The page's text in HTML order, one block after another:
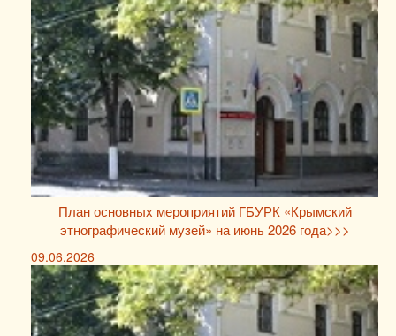
План основных мероприятий ГБУРК «Крымский
этнографический музей» на июнь 2026 года>>>
09.06.2026